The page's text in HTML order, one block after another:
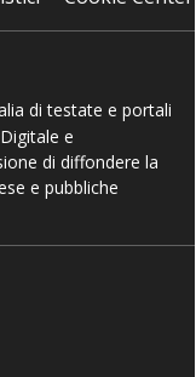
di testate e portali
e
di diffondere la
e pubbliche